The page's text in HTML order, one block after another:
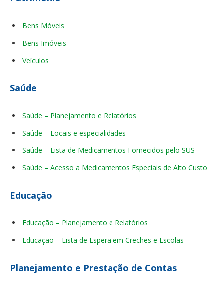
Bens Móveis
Bens Imóveis
Veículos
Saúde
Saúde – Planejamento e Relatórios
Saúde – Locais e especialidades
Saúde – Lista de Medicamentos Fornecidos pelo SUS
Saúde – Acesso a Medicamentos Especiais de Alto Custo
Educação
Educação – Planejamento e Relatórios
Educação – Lista de Espera em Creches e Escolas
Planejamento e Prestação de Contas